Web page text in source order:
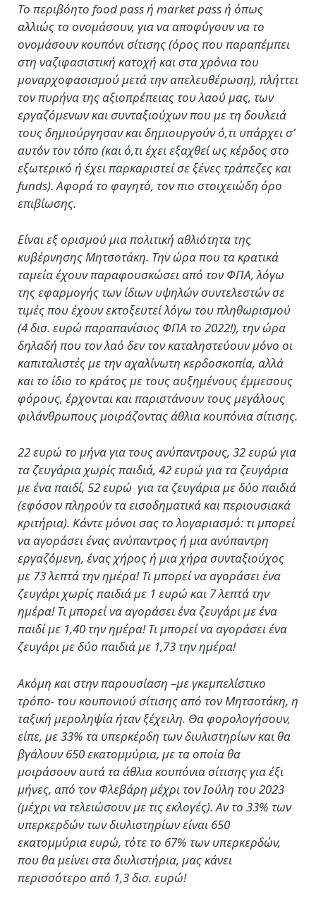
Το περιβόητο food pass ή market pass ή όπως
αλλιώς το ονομάσουν, για να αποφύγουν να το
ονομάσουν κουπόνι σίτισης (όρος που παραπέμπει
στη ναζιφασιστική κατοχή και στα χρόνια του
μοναρχοφασισμού μετά την απελευθέρωση), πλήττει
τον πυρήνα της αξιοπρέπειας του λαού μας, των
εργαζόμενων και συνταξιούχων που με τη δουλειά
τους δημιούργησαν και δημιουργούν ό,τι υπάρχει σ’
αυτόν τον τόπο (και ό,τι έχει εξαχθεί ως κέρδος στο
εξωτερικό ή έχει παρκαριστεί σε ξένες τράπεζες και
funds). Αφορά το φαγητό, τον πιο στοιχειώδη όρο
επιβίωσης.
Είναι εξ ορισμού μια πολιτική αθλιότητα της
κυβέρνησης Μητσοτάκη. Την ώρα που τα κρατικά
ταμεία έχουν παραφουσκώσει από τον ΦΠΑ, λόγω
της εφαρμογής των ίδιων υψηλών συντελεστών σε
τιμές που έχουν εκτοξευτεί λόγω του πληθωρισμού
(4 δισ. ευρώ παραπανίσιος ΦΠΑ το 2022!), την ώρα
δηλαδή που τον λαό δεν τον καταληστεύουν μόνο οι
καπιταλιστές με την αχαλίνωτη κερδοσκοπία, αλλά
και το ίδιο το κράτος με τους αυξημένους έμμεσους
φόρους, έρχονται και παριστάνουν τους μεγάλους
φιλάνθρωπους μοιράζοντας άθλια κουπόνια σίτισης.
22 ευρώ το μήνα για τους ανύπαντρους, 32 ευρώ για
τα ζευγάρια χωρίς παιδιά, 42 ευρώ για τα ζευγάρια
με ένα παιδί, 52 ευρώ για τα ζευγάρια με δύο παιδιά
(εφόσον πληρούν τα εισοδηματικά και περιουσιακά
κριτήρια). Κάντε μόνοι σας το λογαριασμό: τι μπορεί
να αγοράσει ένας ανύπαντρος ή μια ανύπαντρη
εργαζόμενη, ένας χήρος ή μια χήρα συνταξιούχος
με 73 λεπτά την ημέρα! Τι μπορεί να αγοράσει ένα
ζευγάρι χωρίς παιδιά με 1 ευρώ και 7 λεπτά την
ημέρα! Τι μπορεί να αγοράσει ένα ζευγάρι με ένα
παιδί με 1,40 την ημέρα! Τι μπορεί να αγοράσει ένα
ζευγάρι με δύο παιδιά με 1,73 την ημέρα!
Ακόμη και στην παρουσίαση –με γκεμπελίστικο
τρόπο- του κουπονιού σίτισης από τον Μητσοτάκη, η
ταξική μεροληψία ήταν ξέχειλη. Θα φορολογήσουν,
είπε, με 33% τα υπερκέρδη των διυλιστηρίων και θα
βγάλουν 650 εκατομμύρια, με τα οποία θα
μοιράσουν αυτά τα άθλια κουπόνια σίτισης για έξι
μήνες, από τον Φλεβάρη μέχρι τον Ιούλη του 2023
(μέχρι να τελειώσουν με τις εκλογές). Αν το 33% των
υπερκερδών των διυλιστηρίων είναι 650
εκατομμύρια ευρώ, τότε το 67% των υπερκερδών,
που θα μείνει στα διυλιστήρια, μας κάνει
περισσότερο από 1,3 δισ. ευρώ!